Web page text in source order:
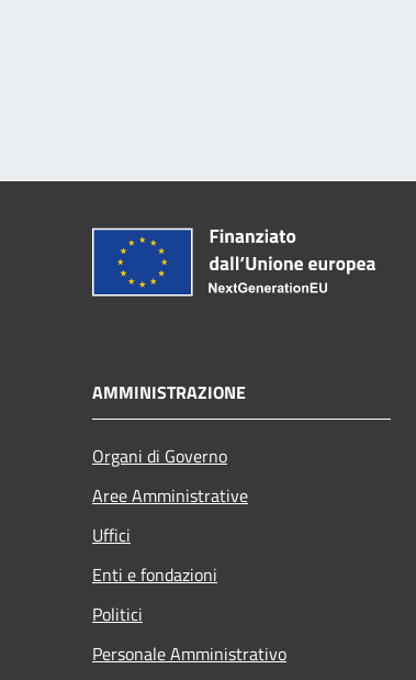
AMMINISTRAZIONE
Organi di Governo
Aree Amministrative
Uffici
Enti e fondazioni
Politici
Personale Amministrativo